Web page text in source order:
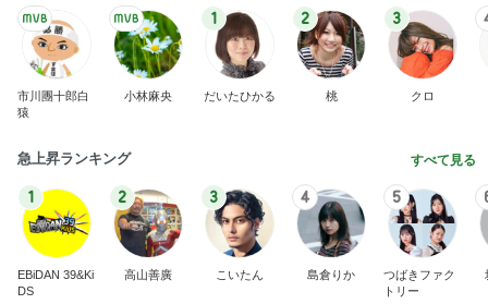
市川團十郎白
猿
小林麻央
1
だいたひかる
2
桃
3
クロ
急上昇ランキング すべて見る
1
EBiDAN 39&Ki
DS
2
高山善廣
3
こいたん
4
島倉りか
5
つばきファク
トリー